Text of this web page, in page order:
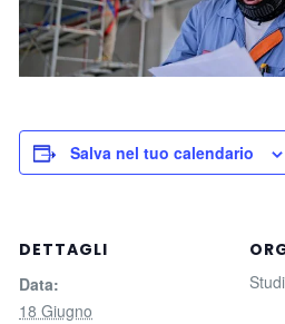
Salva nel tuo calendario
DETTAGLI
Data:
18 Giugno